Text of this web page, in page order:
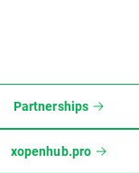
Partnerships
xopenhub.pro